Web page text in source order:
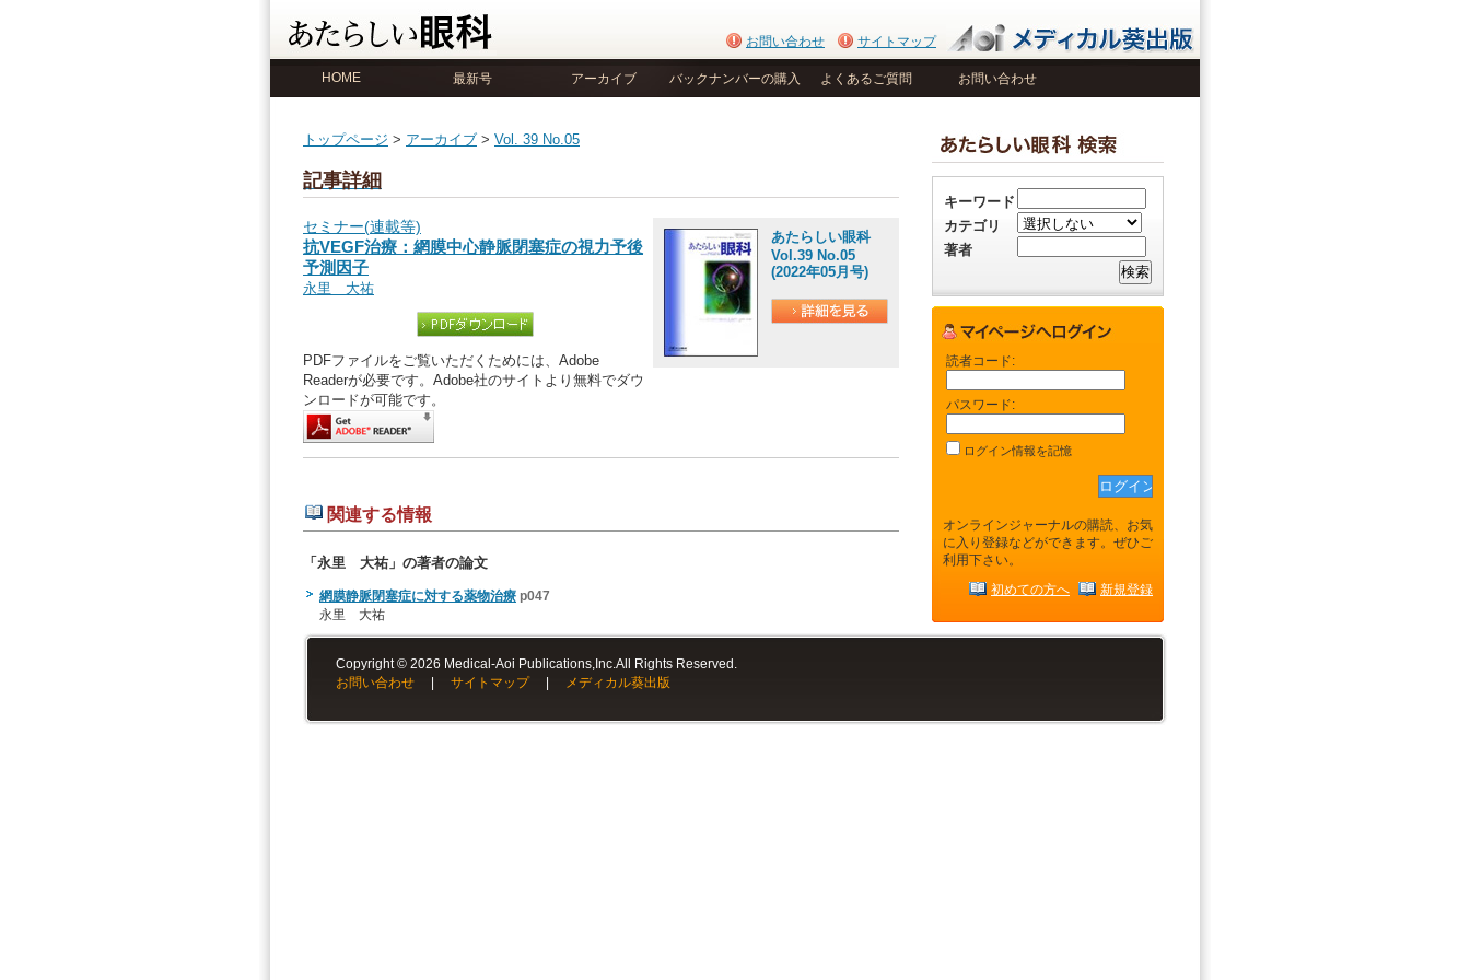
お問い合わせ サイトマップ
HOME 最新号 アーカイブ バックナンバーの購入 よくあるご質問 お問い合わせ
トップページ > アーカイブ > Vol. 39 No.05
記事詳細
あたらしい眼科
Vol.39 No.05
(2022年05月号)
セミナー(連載等)
抗VEGF治療：網膜中心静脈閉塞症の視力予後
予測因子
永里 大祐
PDFファイルをご覧いただくためには、Adobe
Readerが必要です。Adobe社のサイトより無料でダウ
ンロードが可能です。
関連する情報
「永里 大祐」の著者の論文
網膜静脈閉塞症に対する薬物治療 p047
永里 大祐
キーワード
カテゴリ
著者
読者コード:
パスワード:
ログイン情報を記憶
オンラインジャーナルの購読、お気
に入り登録などができます。ぜひご
利用下さい。
初めての方へ 新規登録
Copyright © 2026 Medical-Aoi Publications,Inc.All Rights Reserved.
お問い合わせ | サイトマップ| メディカル葵出版